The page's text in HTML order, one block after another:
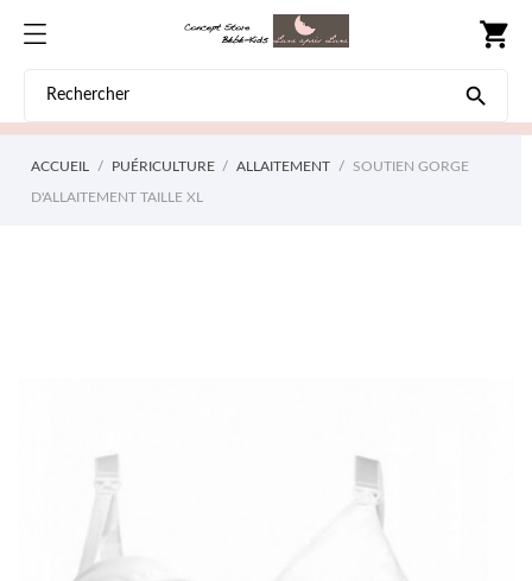
shopping_cart

ACCUEIL PUÉRICULTURE ALLAITEMENT SOUTIEN GORGE
D'ALLAITEMENT TAILLE XL